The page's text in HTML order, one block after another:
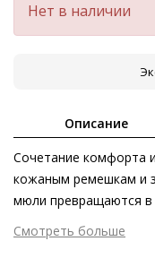
Нет в наличии
Описание
Сочетание комфорта
кожаным ремешкам и
мюли превращаются в
Элегантная и
дополнит летний и
Смотреть больше